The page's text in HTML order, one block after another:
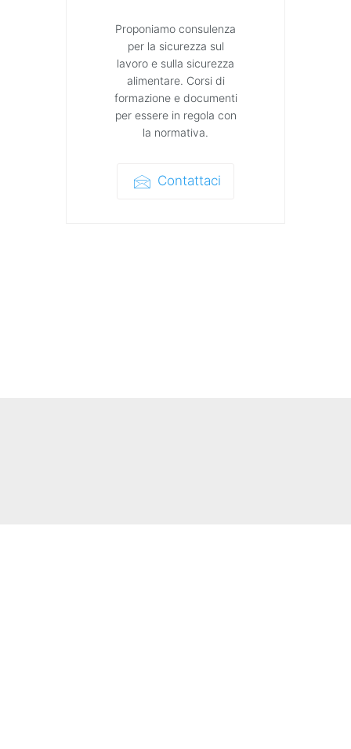
Proponiamo consulenza
per la sicurezza sul
lavoro e sulla sicurezza
alimentare. Corsi di
formazione e documenti
per essere in regola con
la normativa.
Contattaci